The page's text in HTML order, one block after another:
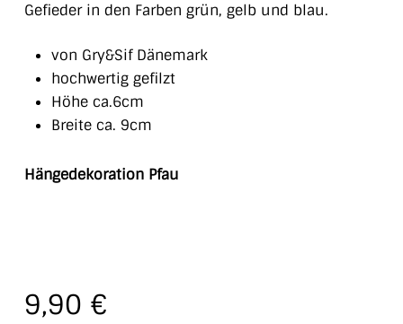
Gefieder in den Farben grün, gelb und blau.
von Gry&Sif Dänemark
hochwertig gefilzt
Höhe ca.6cm
Breite ca. 9cm
Hängedekoration Pfau
9,90 €